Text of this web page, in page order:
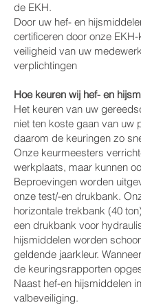
de EKH.
Door uw hef- en
certificeren door onze
veiligheid van uw
verplichtingen
Hoe keuren wij hef- en
Het keuren van uw
niet ten koste gaan van uw
daarom de keuringen zo
Onze keurmeesters
werkplaats, maar kunnen
Beproevingen worden
onze test/-en drukbank.
horizontale trekbank (40
een drukbank voor
hijsmiddelen worden
geldende jaarkleur.
de keuringsrapporten
Naast hef-en hijsmiddelen
valbeveiliging.